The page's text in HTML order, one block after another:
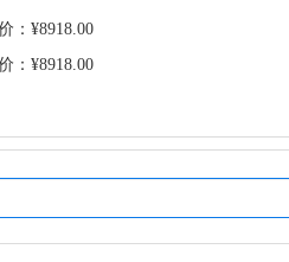
：¥8918.00
：¥8918.00